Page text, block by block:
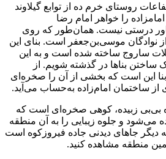
روستای خرم ده از توابع گیلاوند
را خواهر امام رضا
باور درستی نیست. همان‌طور که روی
نوادگان موسی‌بن‌جعفر است. بنای این
ساروج ساخته شده است و به این
بناها در گذشته شویم. از
این است که بخشی از آن را صخره‌ای
ساختمان امام‌زاده به‌حساب می‌آید.
بی‌بی زبیده، کوهی صخره‌ای است که
می‌شود و جلوه زیبایی را به آن منطقه
دیگر جاهای دیدنی جاده فیروزکوه است
منطقه مشاهده کنید.